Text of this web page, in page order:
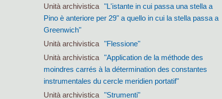
Unità archivistica
"L'istante in cui passa una stella a
Pino è anteriore per 29" a quello in cui la stella passa a
Greenwich"
Unità archivistica
"Flessione"
Unità archivistica
"Application de la méthode des
moindres carrés à la détermination des constantes
instrumentales du cercle meridien portatif"
Unità archivistica
"Strumenti"